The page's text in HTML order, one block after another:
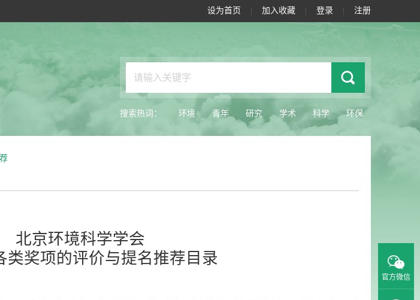
设为首页 加入收藏 登录 注册
搜索热词： 环境 青年 研究 学术 科学 环保
北京环境科学学会
类奖项的评价与提名推荐目录
官方微信